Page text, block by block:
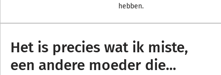
hebben.
Het is precies wat ik miste,
een andere moeder die...